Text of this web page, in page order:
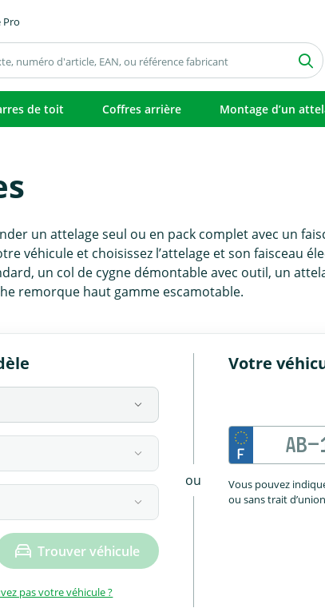
Pro
de toit Coffres arrière Montage d’un
un attelage seul ou en pack complet avec un
véhicule et choisissez l’attelage et son faisceau
un col de cygne démontable avec outil, un
remorque haut gamme escamotable.
Trouver véhicule
pas votre véhicule ?
ou
Votre
Vous pouvez
ou sans trait